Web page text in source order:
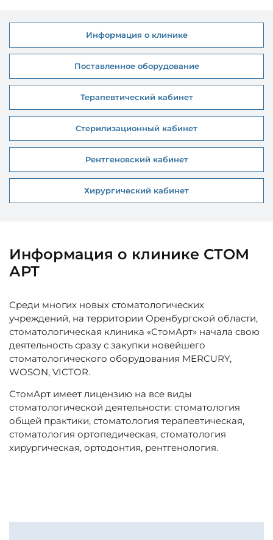
Информация о клинике
Поставленное оборудование
Терапевтический кабинет
Стерилизационный кабинет
Рентгеновский кабинет
Хирургический кабинет
Информация о клинике СТОМ
АРТ
Среди многих новых стоматологических
учреждений, на территории Оренбургской области,
стоматологическая клиника «СтомАрт» начала свою
деятельность сразу с закупки новейшего
стоматологического оборудования MERCURY,
WOSON, VICTOR.
СтомАрт имеет лицензию на все виды
стоматологической деятельности: стоматология
общей практики, стоматология терапевтическая,
стоматология ортопедическая, стоматология
хирургическая, ортодонтия, рентгенология.